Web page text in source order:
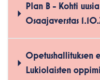
Plan B - Kohti
Osaajaverstas
Opetushallituksen
Lukiolaisten